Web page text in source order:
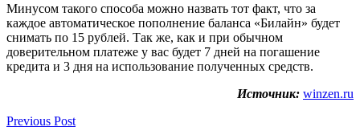
Минусом такого способа можно назвать тот факт, что за
каждое автоматическое пополнение баланса «Билайн» будет
снимать по 15 рублей. Так же, как и при обычном
доверительном платеже у вас будет 7 дней на погашение
кредита и 3 дня на использование полученных средств.
Источник: winzen.ru
Previous Post